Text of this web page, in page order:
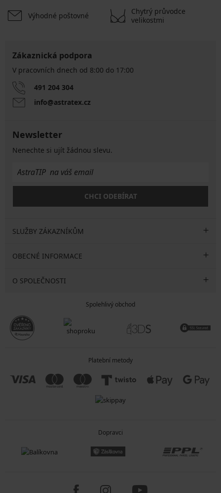
Výhodné poštovné
Chytrý průvodce
velikostmi
Zákaznická podpora
V pracovních dnech od 8:00 do 17:00
491 204 304
info@astratex.cz
Newsletter
Nenechte si ujít žádnou slevu.
CHCI ODEBÍRAT
SLUŽBY ZÁKAZNÍKŮM
OBECNÉ INFORMACE
O SPOLEČNOSTI
Spolehlivý obchod
Platební metody
Dopravci